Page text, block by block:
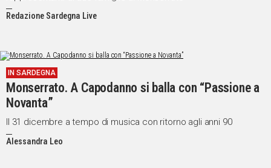
Redazione Sardegna Live
IN SARDEGNA
Monserrato. A Capodanno si balla con “Passione a
Novanta”
Il 31 dicembre a tempo di musica con ritorno agli anni 90
Alessandra Leo